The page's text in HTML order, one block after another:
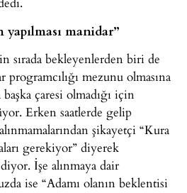
manidar”
sırada bekleyenlerden biri de
mezunu olmasına
çaresi olmadığı için
Erken saatlerde gelip
şikayetçi “Kura
gerekiyor” diyerek
İşe alınmaya dair
ise “Adamı olanın beklentisi